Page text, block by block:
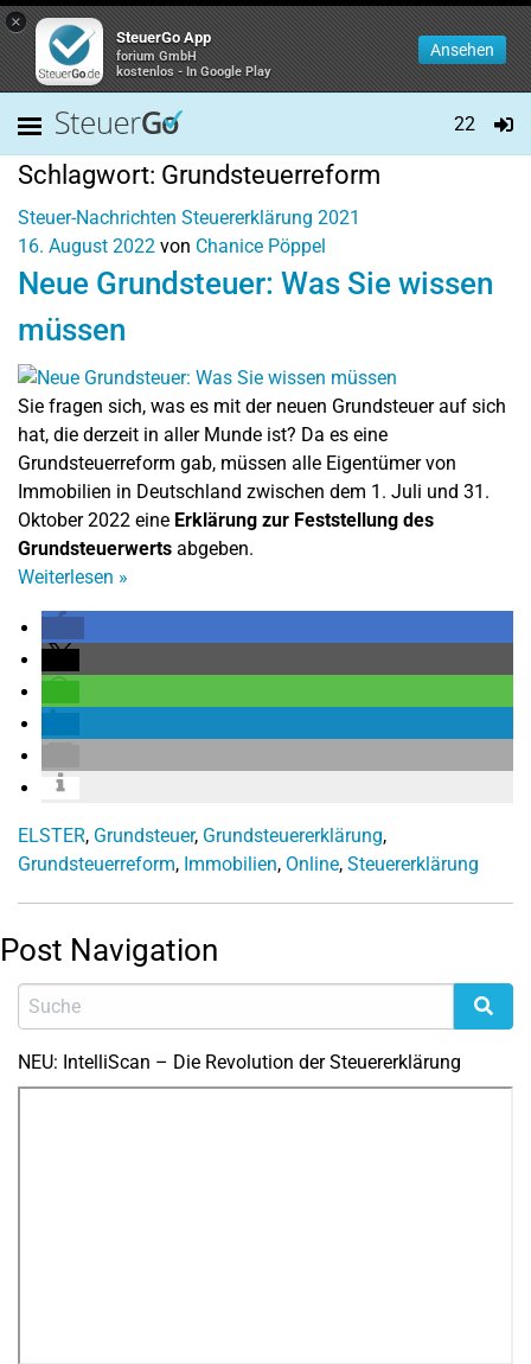
×
SteuerGo App
forium GmbH
kostenlos - In Google Play
Ansehen
22
Schlagwort: Grundsteuerreform
Steuer-Nachrichten Steuererklärung 2021
16. August 2022 von Chanice Pöppel
Neue Grundsteuer: Was Sie wissen
müssen
Sie fragen sich, was es mit der neuen Grundsteuer auf sich
hat, die derzeit in aller Munde ist? Da es eine
Grundsteuerreform gab, müssen alle Eigentümer von
Immobilien in Deutschland zwischen dem 1. Juli und 31.
Oktober 2022 eine Erklärung zur Feststellung des
Grundsteuerwerts abgeben.
Weiterlesen »
ELSTER, Grundsteuer, Grundsteuererklärung,
Grundsteuerreform, Immobilien, Online, Steuererklärung
Post Navigation
NEU: IntelliScan – Die Revolution der Steuererklärung